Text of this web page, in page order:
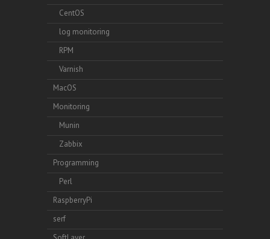
CentOS
log monitoring
RPM
Varnish
MacOS
Monitoring
Munin
Zabbix
Programming
Perl
RaspberryPi
serf